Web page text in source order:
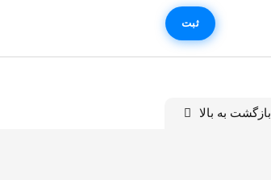
بازگشت به بالا